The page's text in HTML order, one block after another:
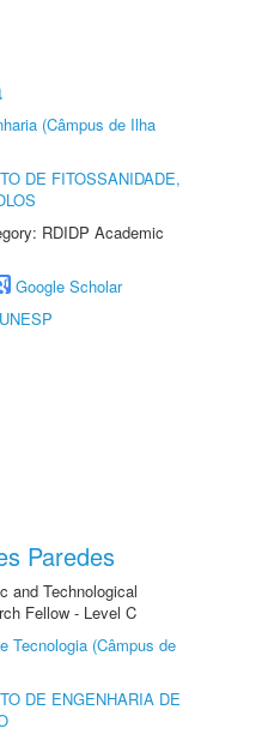
(Câmpus de Ilha
DE FITOSSANIDADE,
RDIDP Academic
Google Scholar
Paredes
and Technological
Fellow - Level C
Tecnologia (Câmpus de
DE ENGENHARIA DE